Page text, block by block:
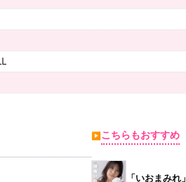
▶こちらもおすすめ
「いおまみれ」